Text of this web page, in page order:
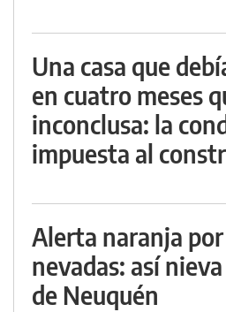
Una casa que
en cuatro meses
inconclusa: la
impuesta al
Alerta naranja
nevadas: así
de Neuquén